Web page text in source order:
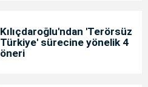
Kılıçdaroğlu'ndan 'Terörsüz
Türkiye' sürecine yönelik 4
öneri